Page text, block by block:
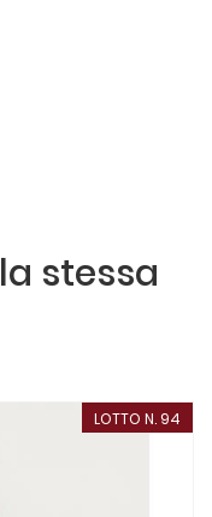
stessa
LOTTO N. 94